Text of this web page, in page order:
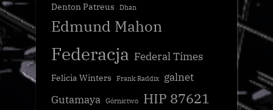
Denton Patreus
Dhan
Edmund Mahon
Federacja Federal Times
Felicia Winters Frank Raddix
galnet
Gutamaya Górnictwo HIP 87621